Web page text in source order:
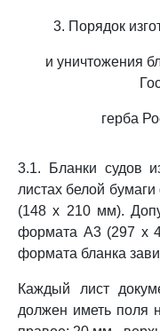
3. Порядок
и уничтожения
герба
3.1. Бланки судов
листах белой
(148 x 210 мм).
формата A3 (297 x
формата бланка
Каждый лист
должен иметь поля